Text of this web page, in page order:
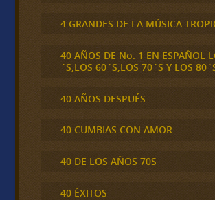
4 GRANDES DE LA MÚSICA
40 AÑOS DE No. 1 EN ESPAÑOL
´S,LOS 60´S,LOS 70´S Y LOS
40 AÑOS DESPUÉS
40 CUMBIAS CON AMOR
40 DE LOS AÑOS 70S
40 ÉXITOS